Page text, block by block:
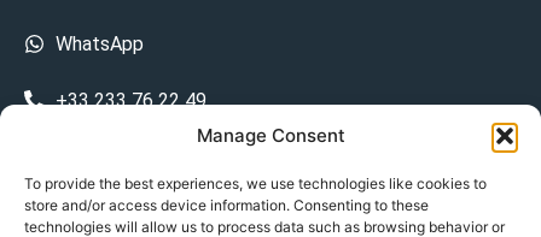
Manage Consent
To provide the best experiences, we use technologies like cookies to
store and/or access device information. Consenting to these
technologies will allow us to process data such as browsing behavior or
WhatsApp
+33 233 76 22 49
15 La Bourdonnerie 50430 Vesly